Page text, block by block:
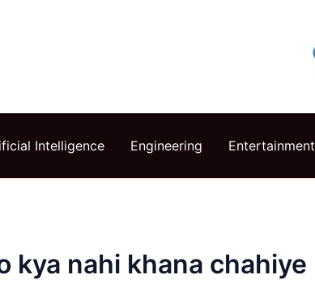
Intelligence Engineering Entertainment
kya nahi khana chahiye